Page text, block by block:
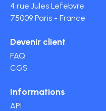
4 rue Jules Lefebvre
75009 Paris - France
Devenir client
FAQ
CGS
Informations
API